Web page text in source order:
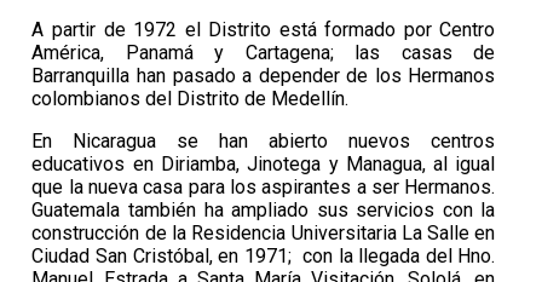
A partir de 1972 el Distrito está formado por Centro
América, Panamá y Cartagena; las casas de
Barranquilla han pasado a depender de los Hermanos
colombianos del Distrito de Medellín.
En Nicaragua se han abierto nuevos centros
educativos en Diriamba, Jinotega y Managua, al igual
que la nueva casa para los aspirantes a ser Hermanos.
Guatemala también ha ampliado sus servicios con la
construcción de la Residencia Universitaria La Salle en
Ciudad San Cristóbal, en 1971; con la llegada del Hno.